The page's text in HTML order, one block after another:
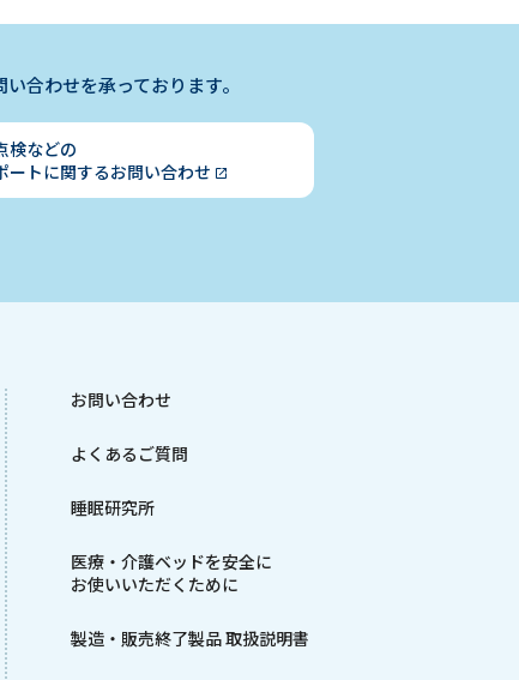
合わせを承っております。
検などの
ートに関するお問い合わせ
お問い合わせ
よくあるご質問
睡眠研究所
医療・介護ベッドを安全に
お使いいただくために
製造・販売終了製品 取扱説明書